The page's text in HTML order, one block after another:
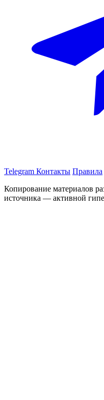
Telegram Контакты Правила
Копирование материалов
источника — активной